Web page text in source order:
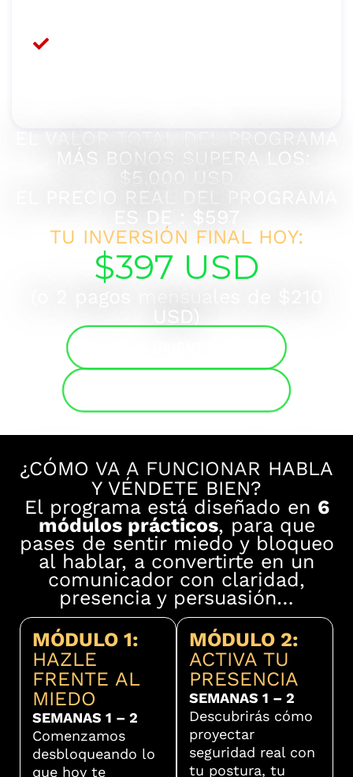
, MÁS BONOS SUPERA LOS:
$5,000 USD
ES DE : $597
TU INVERSIÓN FINAL HOY:
$397 USD
¿CÓMO VA A FUNCIONAR HABLA
Y VÉNDETE BIEN?
El programa está diseñado en 6
módulos prácticos, para que
pases de sentir miedo y bloqueo
al hablar, a convertirte en un
comunicador con claridad,
presencia y persuasión…
MÓDULO 1:
HAZLE
FRENTE AL
MIEDO
SEMANAS 1 – 2
Comenzamos
desbloqueando lo
que hoy te
MÓDULO 2:
ACTIVA TU
PRESENCIA
SEMANAS 1 – 2
Descubrirás cómo
proyectar
seguridad real con
tu postura, tu